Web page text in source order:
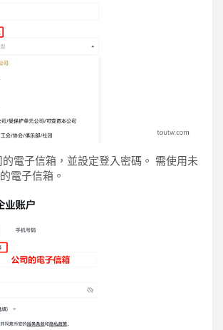
電子信箱，並設定登入密碼。 需使用未
電子信箱。